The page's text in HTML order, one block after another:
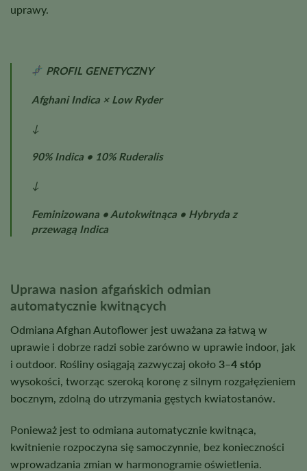
uprawy.
PROFIL GENETYCZNY
Afghani Indica × Low Ryder
↓
90% Indica • 10% Ruderalis
↓
Feminizowana • Autokwitnąca • Hybryda z
przewagą Indica
Uprawa nasion afgańskich odmian
automatycznie kwitnących
Odmiana Afghan Autoflower jest uważana za łatwą w
uprawie i dobrze radzi sobie zarówno w uprawie indoor, jak
i outdoor. Rośliny osiągają zazwyczaj około 3–4 stóp
wysokości, tworząc szeroką koronę z silnym rozgałęzieniem
bocznym, zdolną do utrzymania gęstych kwiatostanów.
Ponieważ jest to odmiana automatycznie kwitnąca,
kwitnienie rozpoczyna się samoczynnie, bez konieczności
wprowadzania zmian w harmonogramie oświetlenia.